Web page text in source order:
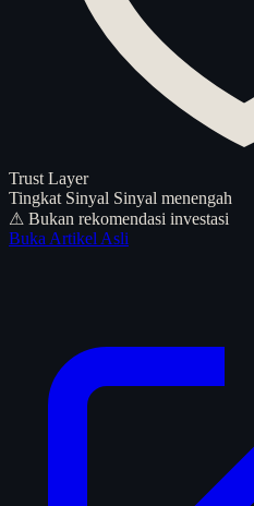
Trust Layer
Tingkat Sinyal Sinyal menengah
⚠ Bukan rekomendasi investasi
Buka Artikel Asli